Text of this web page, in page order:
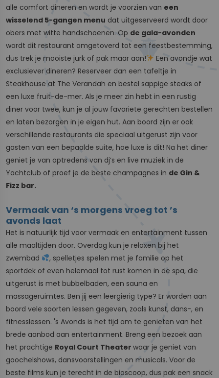
alle comfort dineren en wordt je voorzien van een
wisselend 5-gangen menu dat uitgeserveerd wordt door
obers met witte handschoenen. Op de gala-avonden
wordt dit restaurant omgetoverd tot een feestbestemming,
dus trek je mooiste jurk of pak maar aan!
Een avondje wat
exclusiever dineren? Reserveer dan een tafeltje in
Steakhouse at The Verandah en bestel sappige steaks of
een luxe fruit-de-mer. Als je meer zin hebt in een rustig
diner voor twee, kun je al jouw favoriete gerechten bestellen
en laten bezorgen in je eigen hut. Aan boord zijn er ook
verschillende restaurants die speciaal uitgerust zijn voor
gasten van een bepaalde suite, hoe luxe is dit! Na het diner
geniet je van optredens van dj’s en live muziek in de
Yachtclub of proef je de beste champagnes in de Gin &
Fizz bar.
Vermaak van ‘s morgens vroeg tot ’s
avonds laat
Het is natuurlijk tijd voor vermaak en entertainment tussen
alle maaltijden door. Overdag kun je relaxen bij het
zwembad
, spelletjes spelen met je familie op het
sportdek of even helemaal tot rust komen in de spa, die
uitgerust is met bubbelbaden, een sauna en
massageruimtes. Ben jij een leergierig type? Er worden aan
boord vele soorten lessen gegeven, zoals kunst, dans-, en
fitnesslessen. 's Avonds is het tijd om te genieten van het
brede aanbod aan entertainment. Breng een bezoek aan
het prachtige Royal Court Theater waar je geniet van
goochelshows, dansvoorstellingen en musicals. Voor de
beste films kun je terecht in de bioscoop, dus pak een snack